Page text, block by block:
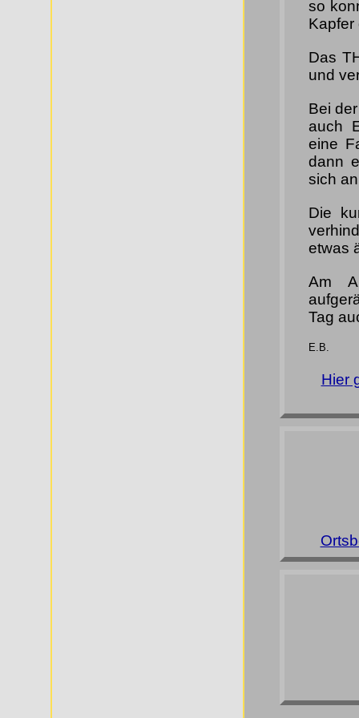
so
Kapfer
Das
und
Bei
auch
eine
dann
sich
Die
etwas
Am
Tag
E.B.
Hier